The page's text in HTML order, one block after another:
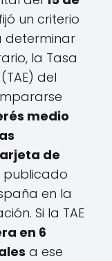
un criterio
determinar
la Tasa
del
medio
de
publicado
en la
Si la TAE
en 6
a ese